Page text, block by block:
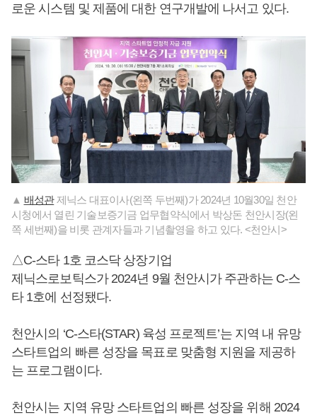
로운 시스템 및 제품에 대한 연구개발에 나서고 있다.
▲ 배성관제닉스 대표이사(왼쪽 두번째)가 2024년 10월30일 천안
시청에서 열린 기술보증기금 업무협약식에서 박상돈 천안시장(왼
쪽 세번째)을 비롯 관계자들과 기념촬영을 하고 있다. <천안시>
△C-스타 1호 코스닥 상장기업
제닉스로보틱스가 2024년 9월 천안시가 주관하는 C-스
타 1호에 선정됐다.
천안시의 ‘C-스타(STAR) 육성 프로젝트’는 지역 내 유망
스타트업의 빠른 성장을 목표로 맞춤형 지원을 제공하
는 프로그램이다.
천안시는 지역 유망 스타트업의 빠른 성장을 위해 2024